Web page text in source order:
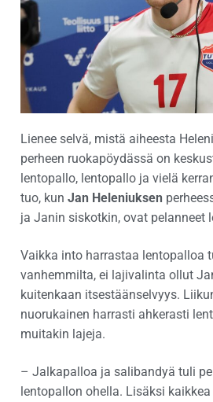
Lienee selvä, mistä aiheesta
perheen ruokapöydässä on
lentopallo, lentopallo ja vielä
tuo, kun Jan Heleniuksen
ja Janin siskotkin, ovat pelanneet
Vaikka into harrastaa lentopalloa
vanhemmilta, ei lajivalinta ollut
kuitenkaan itsestäänselvyys.
nuorukainen harrasti ahkerasti
muitakin lajeja.
– Jalkapalloa ja salibandyä tuli
lentopallon ohella. Lisäksi